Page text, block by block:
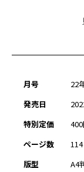
月号
22
発売日
特別定価
400
ページ数
114
版型
A4